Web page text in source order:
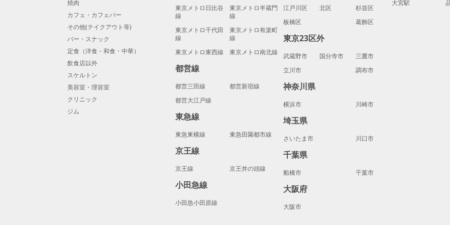
焼肉
カフェ・カフェバー
その他(テイクアウト等)
バー・スナック
定食（洋食・和食・中華）
飲食店以外
スケルトン
美容室・理容室
クリニック
ジム
東京メトロ日比谷
線
東京メトロ半蔵門
線
東京メトロ千代田
線
東京メトロ有楽町
線
東京メトロ東西線
東京メトロ南北線
都営線
都営三田線
都営新宿線
都営大江戸線
東急線
東急東横線 東急田園都市線
京王線
京王線 京王井の頭線
小田急線
小田急小田原線
江戸川区 北区
杉並区
板橋区
葛飾区
東京23区外
武蔵野市 国分寺市
三鷹市
立川市
調布市
神奈川県
横浜市 川崎市
埼玉県
さいたま市 川口市
千葉県
船橋市 千葉市
大阪府
大阪市
大宮駅